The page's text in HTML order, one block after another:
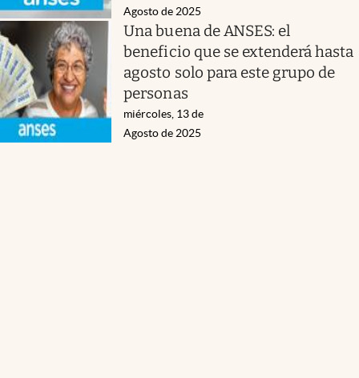
Agosto de 2025
Una buena de ANSES: el
beneficio que se extenderá hasta
agosto solo para este grupo de
personas
miércoles, 13 de
Agosto de 2025